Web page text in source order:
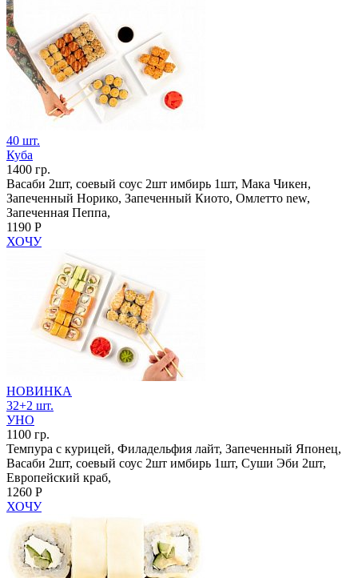
40 шт.
Куба
1400 гр.
Васаби 2шт, соевый соус 2шт имбирь 1шт, Мака Чикен,
Запеченный Норико, Запеченный Киото, Омлетто new,
Запеченная Пеппа,
1190 Р
ХОЧУ
НОВИНКА
32+2 шт.
УНО
1100 гр.
Темпура с курицей, Филадельфия лайт, Запеченный Японец,
Васаби 2шт, соевый соус 2шт имбирь 1шт, Суши Эби 2шт,
Европейский краб,
1260 Р
ХОЧУ